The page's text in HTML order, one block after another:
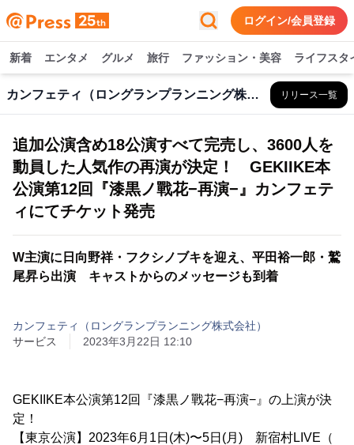
ログイン/会員登録
新着 エンタメ グルメ 旅行 ファッション・美容 ライフスタ
カンフェティ（ロングランプランニング株式会社） リリース一覧
追加公演含め18公演すべて完売し、3600人を
動員した人気作の再演が決定！ GEKIIKE本
公演第12回『漆黒ノ戰花−再演−』カンフェテ
ィにてチケット発売
W主演に日向野祥・フクシノブキを迎え、平田裕一郎・鷲
尾昇ら出演 キャストからのメッセージも到着
カンフェティ（ロングランプランニング株式会社）
サービス
2023年3月22日 12:10
GEKIIKE本公演第12回『漆黒ノ戰花−再演−』の上演が決
定！
【東京公演】2023年6月1日(木)〜5日(月) 新宿村LIVE（